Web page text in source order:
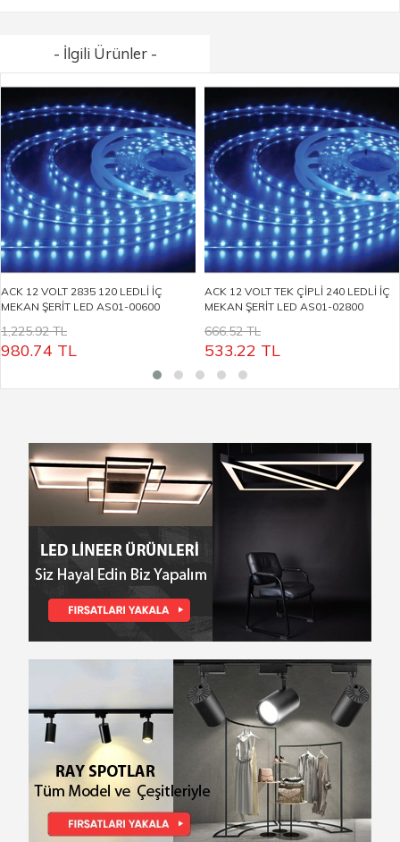
- İlgili Ürünler -
ACK 12 VOLT 2835 120 LEDLİ İÇ
MEKAN ŞERİT LED AS01-00600
1,225.92 TL
980.74 TL
ACK 12 VOLT TEK ÇİPLİ 240 LEDLİ İÇ
MEKAN ŞERİT LED AS01-02800
666.52 TL
533.22 TL